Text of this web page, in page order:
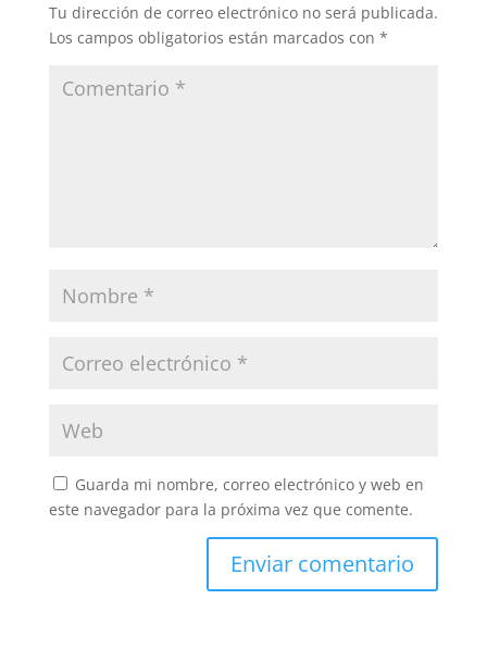
Tu dirección de correo electrónico no será publicada.
Los campos obligatorios están marcados con *
Guarda mi nombre, correo electrónico y web en
este navegador para la próxima vez que comente.